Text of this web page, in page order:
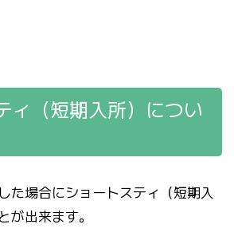
ィ（短期入所）につい
た場合にショートスティ（短期入
が出来ます。